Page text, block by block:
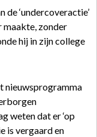
‘undercoveractie’
zonder
hij in zijn college
nieuwsprogramma
weten dat er ‘op
is vergaard en